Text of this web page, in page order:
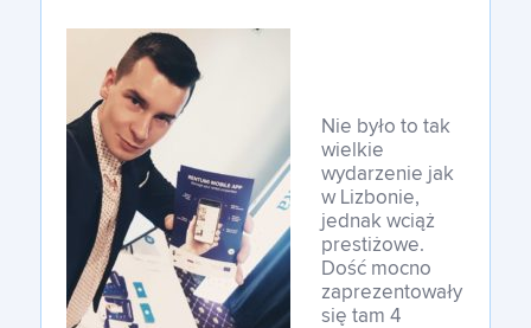
Nie było to tak
wielkie
wydarzenie jak
w Lizbonie,
jednak wciąż
prestiżowe.
Dość mocno
zaprezentowały
się tam 4